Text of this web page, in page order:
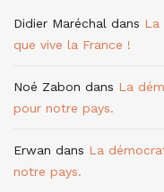
Didier Maréchal dans La
que vive la France !
Noé Zabon dans La
pour notre pays.
Erwan dans La
notre pays.